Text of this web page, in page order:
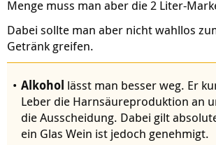
Menge muss man aber die 2 Liter-
Dabei sollte man aber nicht wahllos
Getränk greifen.
Alkohol lässt man besser weg. Er
Leber die Harnsäureproduktion an
die Ausscheidung. Dabei gilt
ein Glas Wein ist jedoch genehmigt.